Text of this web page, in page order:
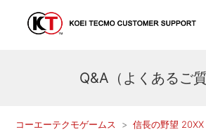
Q&A（よくあるご質
コーエーテクモゲームス 信長の野望 20XX